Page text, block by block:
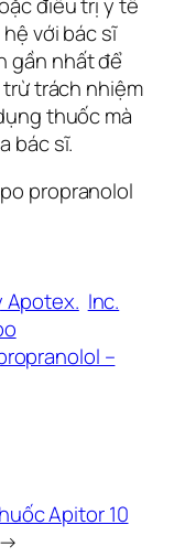
với bác sĩ
gần nhất để
trách nhiệm
thuốc mà
bác sĩ.
propranolol
Apotex. Inc.
–
Apitor 10
→